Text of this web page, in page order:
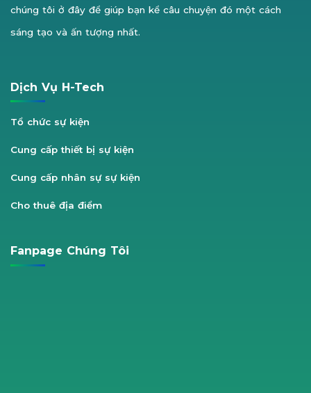
chúng tôi ở đây để giúp bạn kể câu chuyện đó một cách
sáng tạo và ấn tượng nhất.
Dịch Vụ H-Tech
Tổ chức sự kiện
Cung cấp thiết bị sự kiện
Cung cấp nhân sự sự kiện
Cho thuê địa điểm
Fanpage Chúng Tôi